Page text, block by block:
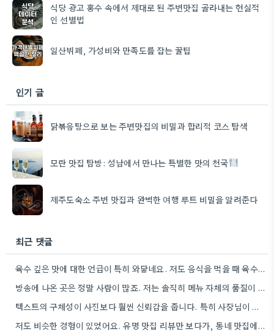
식당 광고 홍수 속에서 제대로 된 주변맛집 골라내는 현실적
인 선별법
일산뷔페, 가성비와 만족도를 잡는 꿀팁
인기 글
닭볶음탕으로 보는 주변맛집의 비밀과 합리적 코스 탐색
모란 맛집 탐방: 성남에서 만나는 특별한 맛의 천국
제주도숙소 주변 맛집과 완벽한 여행 루트 비밀을 알려준다
최근 댓글
육수 깊은 맛에 대한 언급이 특히 와닿네요. 저도 음식을 먹을 때 육수의 깊은 맛을 중요하게…
방송에 나온 곳은 정말 사람이 많죠. 저는 솔직히 메뉴 자체의 품질이 더 중요하다고 생각해요.
텍스트의 구체성이 사진보다 훨씬 신뢰감을 줍니다. 특히 사장님이 직접 요리하는 곳을 찾는 게 좋은 전략인…
저도 비슷한 경험이 있었어요. 유명 맛집 리뷰만 보다가, 동네 맛집에서 훨씬 더 맛있는 음식을 먹고…